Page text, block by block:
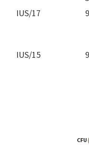
IUS/17 9
IUS/15 9
CFU